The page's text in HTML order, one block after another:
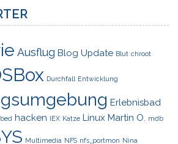
Ausflug Blog Update Blut chroot
Durchfall Entwicklung
Erlebnisbad
hacken IEX Katze Linux Martin O. mdb
Multimedia NFS nfs_portmon Nina